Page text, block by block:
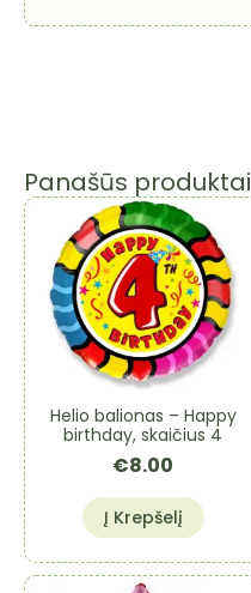
Panašūs produktai
Helio balionas – Happy
birthday, skaičius 4
€8.00
Į Krepšelį